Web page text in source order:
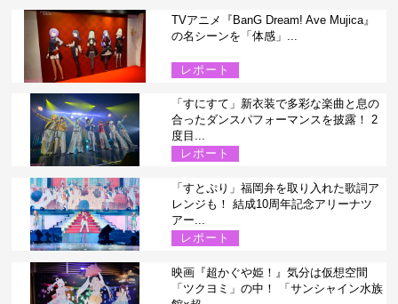
TVアニメ『BanG Dream! Ave Mujica』
の名シーンを「体感」...
レポート
「すにすて」新衣装で多彩な楽曲と息の
合ったダンスパフォーマンスを披露！ 2
度目...
レポート
「すとぷり」福岡弁を取り入れた歌詞ア
レンジも！ 結成10周年記念アリーナツ
アー...
レポート
映画『超かぐや姫！』気分は仮想空間
「ツクヨミ」の中！ 「サンシャイン水族